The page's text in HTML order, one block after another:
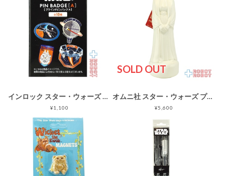
インロック スター・ウォーズ サーガ ブラインドピンバッジ A 未開封
¥1,100
SOLD OUT
オムニ社 スター・ウォーズ プリンセス・レイア ソーキー シャンプーボトル 紙タグ付き ※難有り
¥5,600